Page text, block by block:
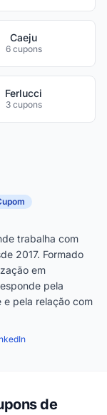
Caeju
6 cupons
Ferlucci
3 cupons
trabalha com
2017. Formado
em
pela
pela relação com
de